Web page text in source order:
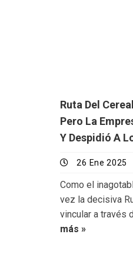
Ruta Del
Pero La
Y Despidió A
26 Ene 2025
Como el
vez la decisiva
vincular a través
más »